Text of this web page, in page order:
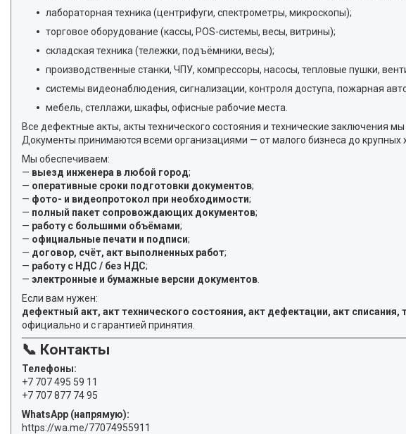
лабораторная техника (центрифуги, спектрометры, микроскопы);
торговое оборудование (кассы, POS-системы, весы, витрины);
складская техника (тележки, подъёмники, весы);
производственные станки, ЧПУ, компрессоры, насосы, тепловые пушки,
системы видеонаблюдения, сигнализации, контроля доступа, пожарная
мебель, стеллажи, шкафы, офисные рабочие места.
Все дефектные акты, акты технического состояния и технические заключения
Документы принимаются всеми организациями — от малого бизнеса до крупных
Мы обеспечиваем:
— выезд инженера в любой город;
— оперативные сроки подготовки документов;
— фото- и видеопротокол при необходимости;
— полный пакет сопровождающих документов;
— работу с большими объёмами;
— официальные печати и подписи;
— договор, счёт, акт выполненных работ;
— работу с НДС / без НДС;
— электронные и бумажные версии документов
Если вам нужен:
дефектный акт, акт технического состояния, акт дефектации, акт
официально и с гарантией принятия.
📞 Контакты
Телефоны:
+7 707 495 59 11
+7 707 877 74 95
WhatsApp (напрямую):
https://wa.me/77074955911